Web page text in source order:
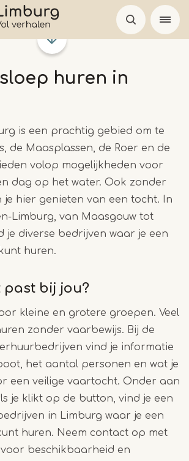
huren in
is een prachtig gebied om te
de Maasplassen, de Roer en de
volop mogelijkheden voor
dag op het water. Ook zonder
hier genieten van een tocht. In
Limburg, van Maasgouw tot
je diverse bedrijven waar je een
huren.
past bij jou?
kleine en grotere groepen. Veel
zonder vaarbewijs. Bij de
vind je informatie
het aantal personen en wat je
een veilige vaartocht. Onder aan
je klikt op de button, vind je een
in Limburg waar je een
huren. Neem contact op met
beschikbaarheid en